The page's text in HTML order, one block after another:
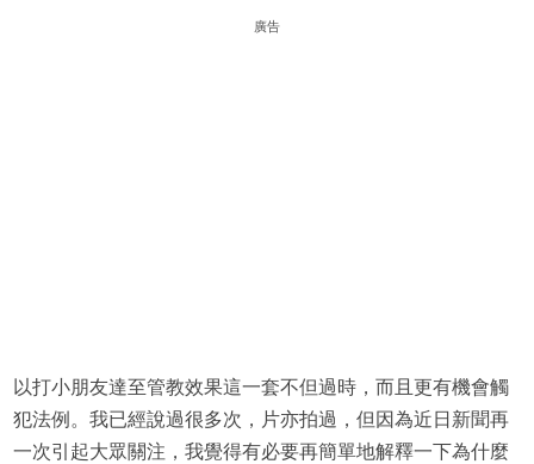
廣告
以打小朋友達至管教效果這一套不但過時，而且更有機會觸
犯法例。我已經說過很多次，片亦拍過，但因為近日新聞再
一次引起大眾關注，我覺得有必要再簡單地解釋一下為什麼